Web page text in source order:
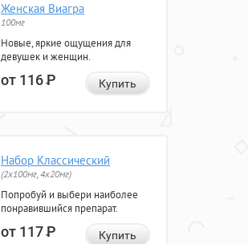
Женская Виагра
100мг
Новые, яркие ощущения для
девушек и женщин.
от 116Р Купить
Набор Классический
(2x100мг, 4x20мг)
Попробуй и выбери наиболее
понравившийся препарат.
от 117Р Купить